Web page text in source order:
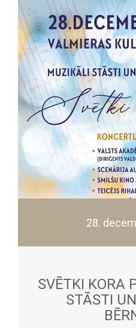
28.
SVĒTKI KORA
STĀSTI